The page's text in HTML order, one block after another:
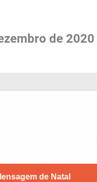
de 2020
de Natal